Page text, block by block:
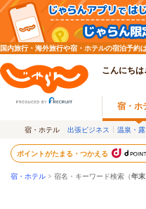
国内旅行・海外旅行や宿・ホテルの宿泊予
こんにち
宿・ホ
宿・ホテル 出張ビジネス 温泉・
ポイントがたまる・つかえる
宿・ホテル > 宿名・キーワード検索（年